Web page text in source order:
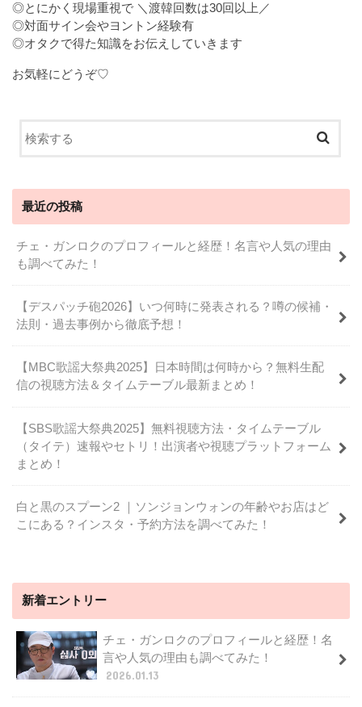
◎とにかく現場重視で ＼渡韓回数は30回以上／
◎対面サイン会やヨントン経験有
◎オタクで得た知識をお伝えしていきます
お気軽にどうぞ♡
最近の投稿
チェ・ガンロクのプロフィールと経歴！名言や人気の理由
も調べてみた！
【デスパッチ砲2026】いつ何時に発表される？噂の候補・
法則・過去事例から徹底予想！
【MBC歌謡大祭典2025】日本時間は何時から？無料生配
信の視聴方法＆タイムテーブル最新まとめ！
【SBS歌謡大祭典2025】無料視聴方法・タイムテーブル
（タイテ）速報やセトリ！出演者や視聴プラットフォーム
まとめ！
白と黒のスプーン2 ｜ソンジョンウォンの年齢やお店はど
こにある？インスタ・予約方法を調べてみた！
新着エントリー
チェ・ガンロクのプロフィールと経歴！名
言や人気の理由も調べてみた！
2026.01.13